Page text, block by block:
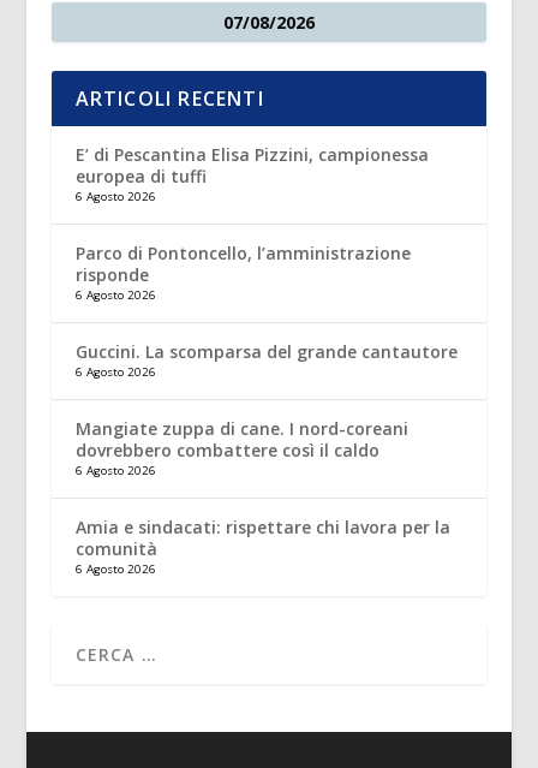
07/08/2026
ARTICOLI RECENTI
E’ di Pescantina Elisa Pizzini, campionessa
europea di tuffi
6 Agosto 2026
Parco di Pontoncello, l’amministrazione
risponde
6 Agosto 2026
Guccini. La scomparsa del grande cantautore
6 Agosto 2026
Mangiate zuppa di cane. I nord-coreani
dovrebbero combattere così il caldo
6 Agosto 2026
Amia e sindacati: rispettare chi lavora per la
comunità
6 Agosto 2026